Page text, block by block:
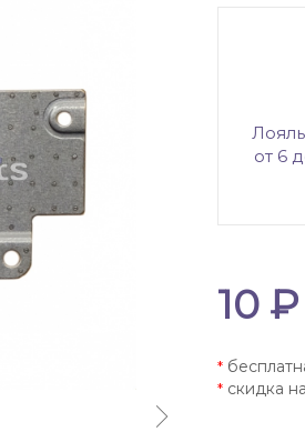
от 6
10 ₽
*
*скидка